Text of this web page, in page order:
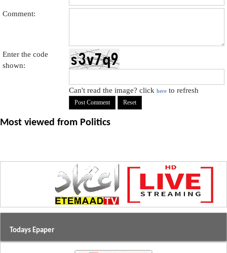
Comment:
Enter the code
shown:
Can't read the image? clickhere to refresh
Most viewed from Politics
Todays Epaper